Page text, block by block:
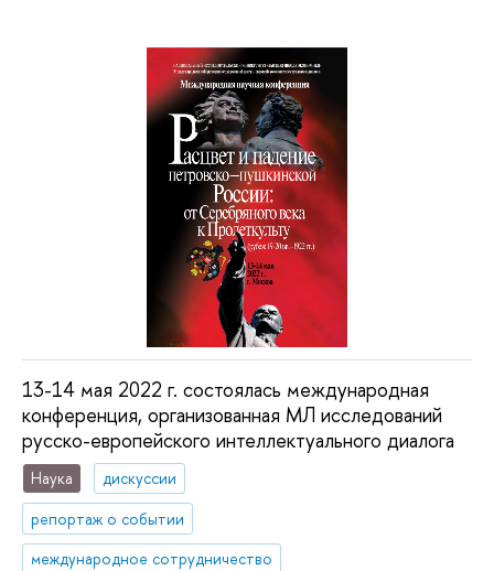
13-14 мая 2022 г. состоялась международная
конференция, организованная МЛ исследований
русско-европейского интеллектуального диалога
Наука
дискуссии
репортаж о событии
международное сотрудничество